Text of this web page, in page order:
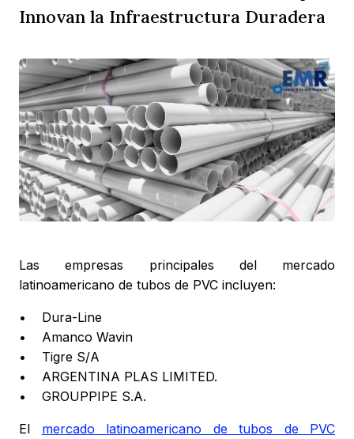
Innovan la Infraestructura Duradera
Las empresas principales del mercado
latinoamericano de tubos de PVC incluyen:
• Dura-Line
• Amanco Wavin
• Tigre S/A
• ARGENTINA PLAS LIMITED.
• GROUPPIPE S.A.
El mercado latinoamericano de tubos de PVC